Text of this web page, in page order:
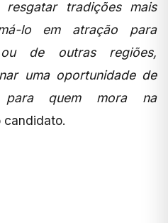
tradições mais
lo em atração para
de outras regiões,
uma oportunidade de
quem mora na
candidato.